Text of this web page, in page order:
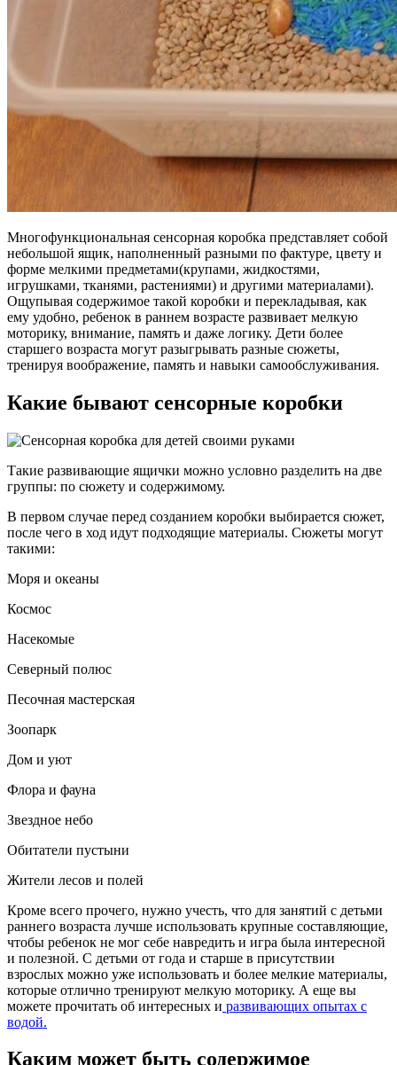
Многофункциональная сенсорная коробка представляет собой
небольшой ящик, наполненный разными по фактуре, цвету и
форме мелкими предметами(крупами, жидкостями,
игрушками, тканями, растениями) и другими материалами).
Ощупывая содержимое такой коробки и перекладывая, как
ему удобно, ребенок в раннем возрасте развивает мелкую
моторику, внимание, память и даже логику. Дети более
старшего возраста могут разыгрывать разные сюжеты,
тренируя воображение, память и навыки самообслуживания.
Какие бывают сенсорные коробки
Такие развивающие ящички можно условно разделить на две
группы: по сюжету и содержимому.
В первом случае перед созданием коробки выбирается сюжет,
после чего в ход идут подходящие материалы. Сюжеты могут
такими:
Моря и океаны
Космос
Насекомые
Северный полюс
Песочная мастерская
Зоопарк
Дом и уют
Флора и фауна
Звездное небо
Обитатели пустыни
Жители лесов и полей
Кроме всего прочего, нужно учесть, что для занятий с детьми
раннего возраста лучше использовать крупные составляющие,
чтобы ребенок не мог себе навредить и игра была интересной
и полезной. С детьми от года и старше в присутствии
взрослых можно уже использовать и более мелкие материалы,
которые отлично тренируют мелкую моторику. А еще вы
можете прочитать об интересных и развивающих опытах с
водой.
Каким может быть содержимое